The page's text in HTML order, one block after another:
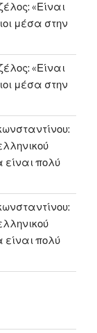
«Είναι
μέσα στην
«Είναι
μέσα στην
είναι πολύ
είναι πολύ